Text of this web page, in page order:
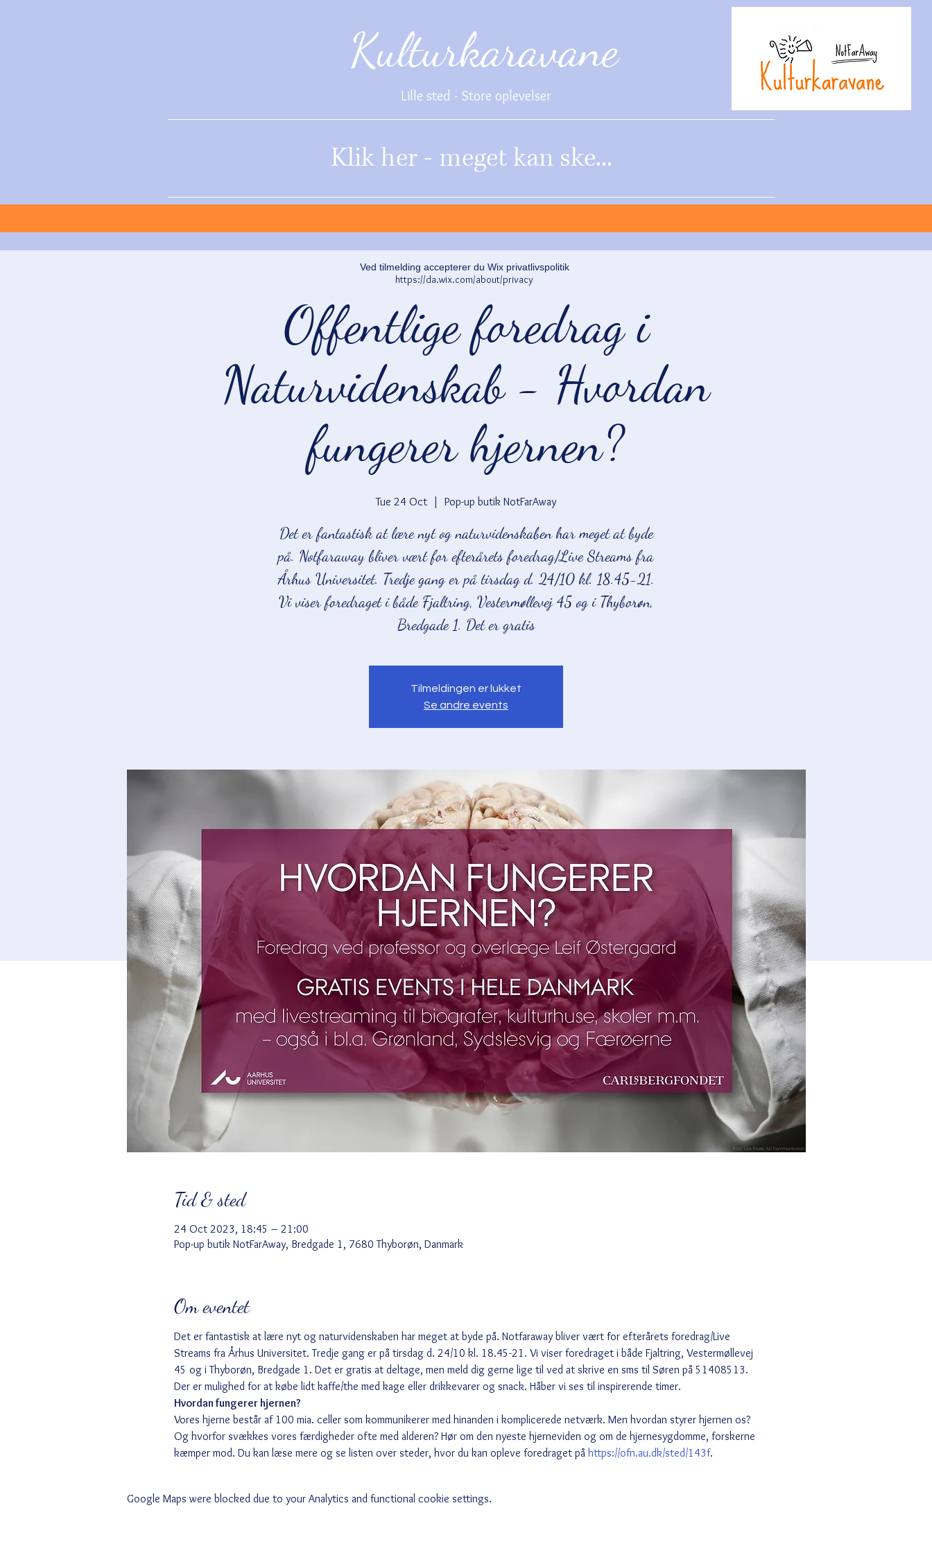
Kulturkaravane
Lille sted - Store oplevelser
Klik her - meget kan ske...
Offentlige foredrag i
Naturvidenskab - Hvordan
fungerer hjernen?
Tue 24 Oct
  |
Pop-up butik NotFarAway
Det er fantastisk at lære nyt og naturvidenskaben har meget at byde
på. Notfaraway bliver vært for efterårets foredrag/Live Streams fra
Århus Universitet. Tredje gang er på tirsdag d. 24/10 kl. 18.45-21.
Vi viser foredraget i både Fjaltring, Vestermøllevej 45 og i Thyborøn,
Bredgade 1. Det er gratis
Tilmeldingen er lukket
Se andre events
Tid & sted
24 Oct 2023, 18:45 – 21:00
Pop-up butik NotFarAway, Bredgade 1, 7680 Thyborøn, Danmark
Om eventet
Det er fantastisk at lære nyt og naturvidenskaben har meget at byde på. Notfaraway bliver vært for efterårets foredrag/Live
Streams fra Århus Universitet. Tredje gang er på tirsdag d. 24/10 kl. 18.45-21. Vi viser foredraget i både Fjaltring, Vestermøllevej
45 og i Thyborøn, Bredgade 1. Det er gratis at deltage, men meld dig gerne lige til ved at skrive en sms til Søren på 51408513.
Der er mulighed for at købe lidt kaffe/the med kage eller drikkevarer og snack. Håber vi ses til inspirerende timer.
Hvordan fungerer hjernen?
Vores hjerne består af 100 mia. celler som kommunikerer med hinanden i komplicerede netværk. Men hvordan styrer hjernen os?
Og hvorfor svækkes vores færdigheder ofte med alderen? Hør om den nyeste hjerneviden og om de hjernesygdomme, forskerne
kæmper mod. Du kan læse mere og se listen over steder, hvor du kan opleve foredraget på https://ofn.au.dk/sted/143f.
Google Maps were blocked due to your Analytics and functional cookie settings.
Ved tilmelding accepterer du Wix privatlivspolitik
https://da.wix.com/about/privacy